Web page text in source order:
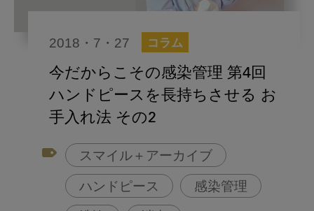
2018・7・27 コラム
今だからこその感染管理 第4回
ハンドピースを長持ちさせる お
手入れ法 その2
スマイル＋アーカイブ
ハンドピース 感染管理